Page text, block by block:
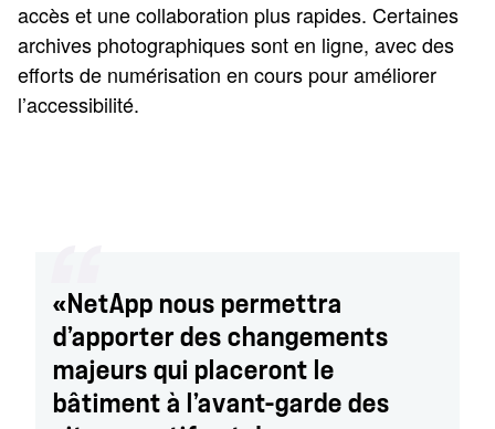
accès et une collaboration plus rapides. Certaines
archives photographiques sont en ligne, avec des
efforts de numérisation en cours pour améliorer
l’accessibilité.
«NetApp nous permettra
d’apporter des changements
majeurs qui placeront le
bâtiment à l’avant-garde des